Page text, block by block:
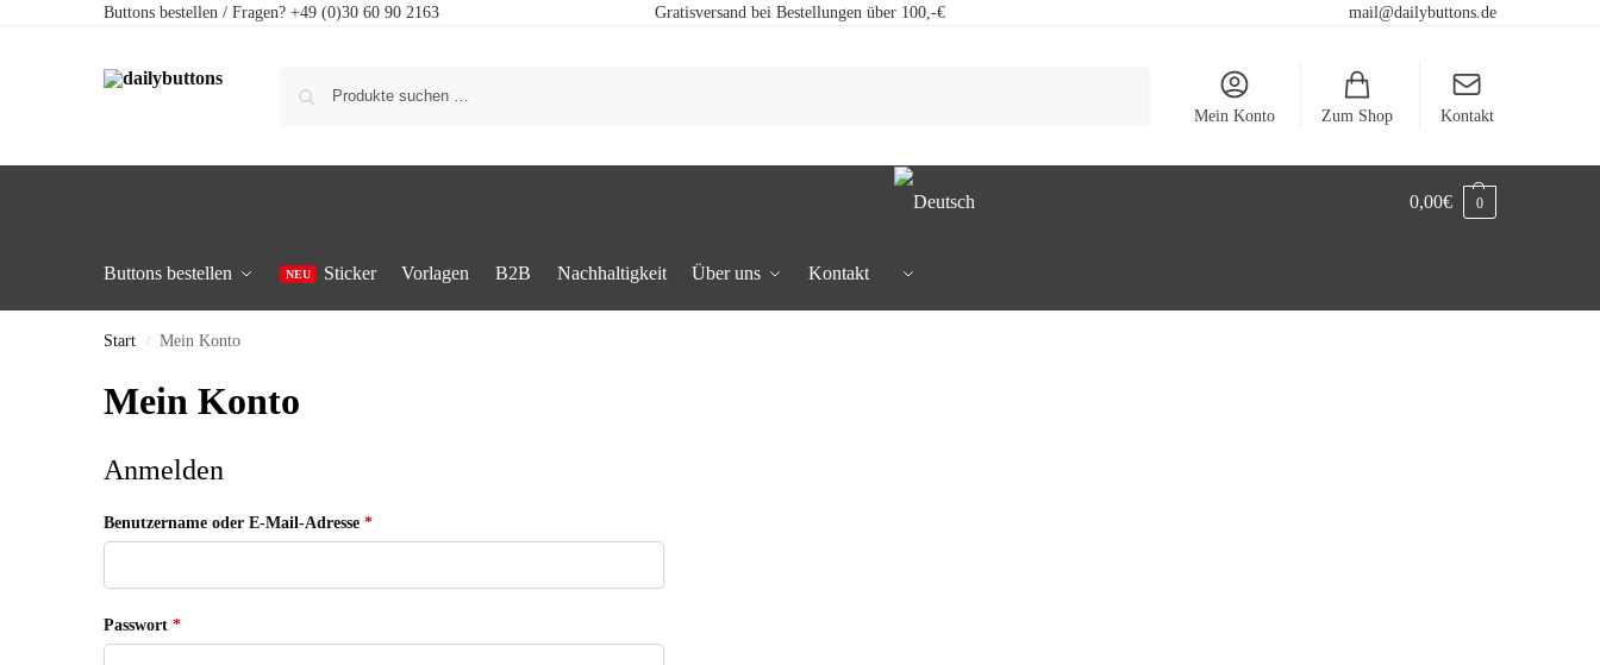
Buttons bestellen / Fragen? +49 (0)30 60 90 2163 Gratisversand bei Bestellungen über 100,-€ mail@dailybuttons.de
Mein Konto Zum Shop Kontakt
Buttons bestellen Sticker Vorlagen B2B Nachhaltigkeit Über uns Kontakt
0,00€ 0
Start / Mein Konto
Mein Konto
Anmelden
Benutzername oder E-Mail-Adresse *
Passwort *